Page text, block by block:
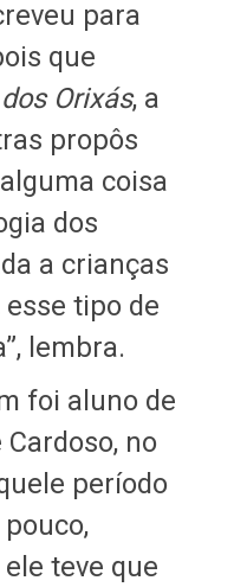
para
que
Orixás, a
propôs
coisa
dos
a crianças
esse tipo de
lembra.
foi aluno de
no
período
teve que